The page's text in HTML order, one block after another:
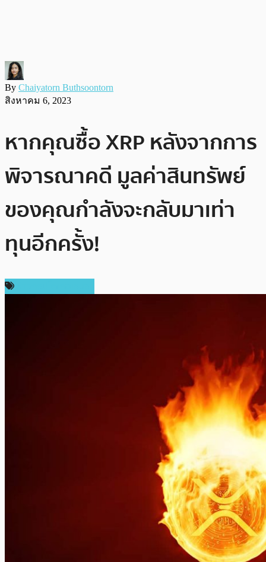
By Chaiyatorn Buthsoontorn
สิงหาคม 6, 2023
หากคุณซื้อ XRP หลังจากการ
พิจารณาคดี มูลค่าสินทรัพย์
ของคุณกำลังจะกลับมาเท่า
ทุนอีกครั้ง!